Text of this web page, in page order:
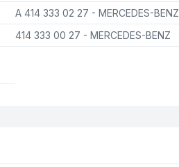
A 414 333 02 27 - MERCEDES-BENZ
414 333 00 27 - MERCEDES-BENZ